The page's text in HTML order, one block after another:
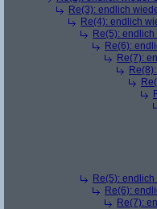
Re(3): endlich
Re(4): endlich
Re(5):
Re(6):
Re(7):
Re(5):
Re(6):
Re(7):